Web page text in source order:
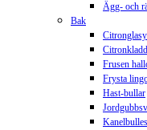
Ägg- och
Bak
Frusen
Frysta
Hast-bullar